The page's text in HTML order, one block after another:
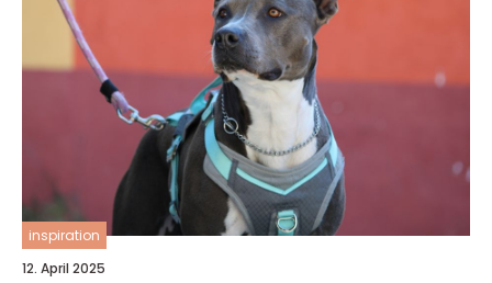
inspiration
12. April 2025